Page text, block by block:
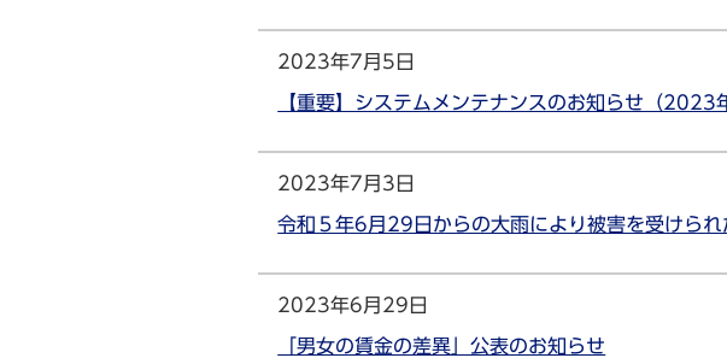
2023年7月5日
【重要】システムメンテナンスのお知らせ（2023
2023年7月3日
令和５年6月29日からの大雨により被害を受けら
2023年6月29日
「男女の賃金の差異」公表のお知らせ